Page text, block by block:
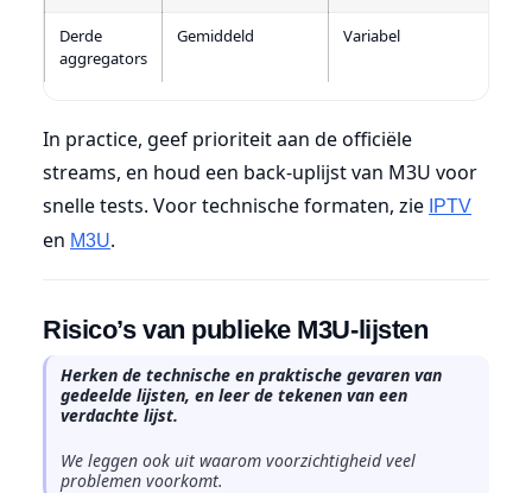
Derde
aggregators
Gemiddeld Variabel
In practice, geef prioriteit aan de officiële
streams, en houd een back-uplijst van M3U voor
snelle tests. Voor technische formaten, zie IPTV
en M3U.
Risico’s van publieke M3U-lijsten
Herken de technische en praktische gevaren van
gedeelde lijsten, en leer de tekenen van een
verdachte lijst.
We leggen ook uit waarom voorzichtigheid veel
problemen voorkomt.